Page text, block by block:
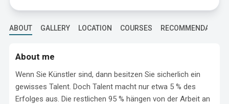
ABOUT GALLERY LOCATION COURSES
About me
Wenn Sie Künstler sind, dann besitzen Sie sicherlich ein
gewisses Talent. Doch Talent macht nur etwa 5 % des
Erfolges aus. Die restlichen 95 % hängen von der Arbeit an